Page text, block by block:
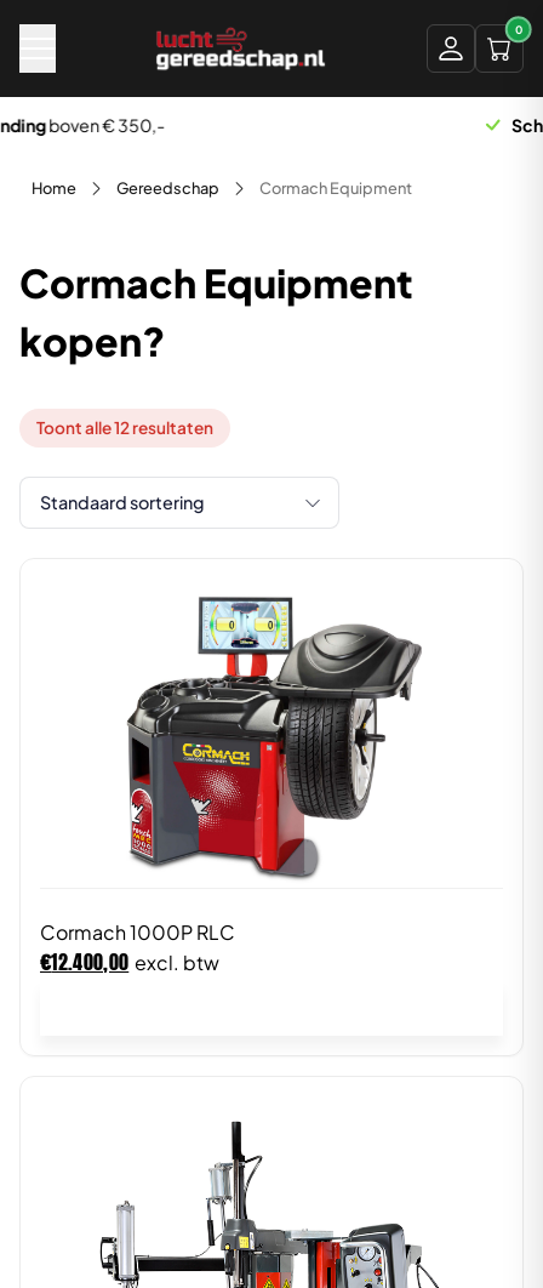
0
Home Gereedschap Cormach Equipment
Cormach Equipment
kopen?
Toont alle 12 resultaten
Cormach 1000P RLC
€12.400,00 excl. btw